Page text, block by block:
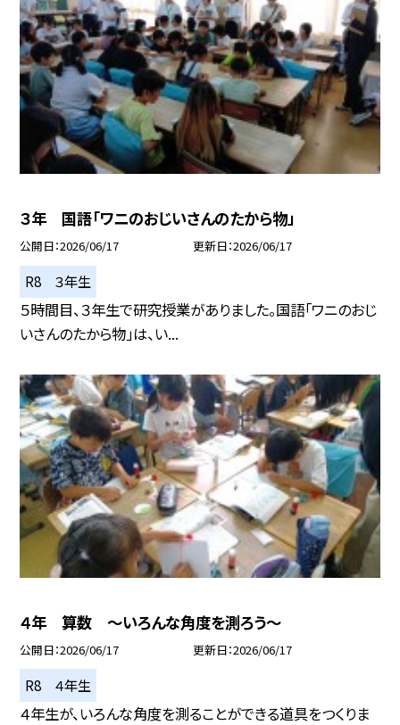
３年 国語「ワニのおじいさんのたから物」
公開日 2026/06/17 更新日 2026/06/17
R8 ３年生
５時間目、３年生で研究授業がありました。国語「ワニのおじ
いさんのたから物」は、い...
４年 算数 ～いろんな角度を測ろう～
公開日 2026/06/17 更新日 2026/06/17
R8 ４年生
４年生が、いろんな角度を測ることができる道具をつくりま